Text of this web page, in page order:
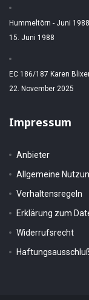
Hummeltörn - Juni 1988
15. Juni 1988
EC 186/187 Karen
22. November 2025
Impressum
Anbieter
Allgemeine
Verhaltensregeln
Erklärung zum
Widerrufsrecht